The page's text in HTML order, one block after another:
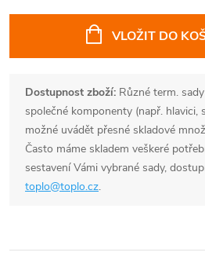
VLOŽIT DO
Dostupnost zboží: Různé term.
společné komponenty (např. hlavici,
možné uvádět přesné skladové
Často máme skladem veškeré
sestavení Vámi vybrané sady,
toplo@toplo.cz.